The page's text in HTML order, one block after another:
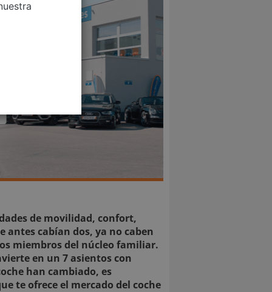
de movilidad, confort,
antes cabían dos, ya no caben
miembros del núcleo familiar.
en un 7 asientos con
han cambiado, es
te ofrece el mercado del coche